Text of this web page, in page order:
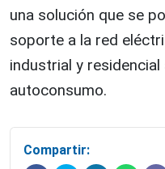
una solución que se
soporte a la red
industrial y
autoconsumo.
Compartir: